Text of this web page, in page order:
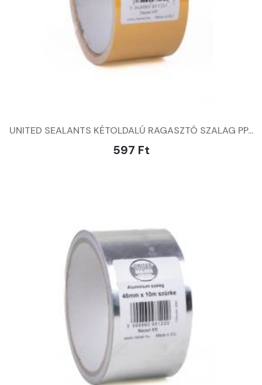
UNITED SEALANTS KÉTOLDALÚ RAGASZTÓ SZALAG PP...
597 Ft